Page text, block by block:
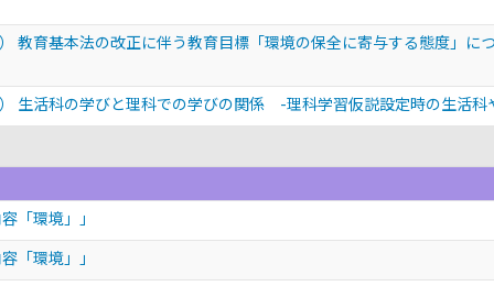
教育基本法の改正に伴う教育目標「環境の保全に寄与する態度」
生活科の学びと理科での学びの関係 -理科学習仮説設定時の生活
「環境」」
「環境」」